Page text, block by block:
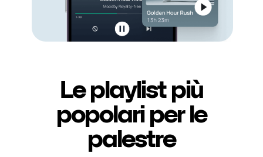
Le playlist più
popolari per le
palestre